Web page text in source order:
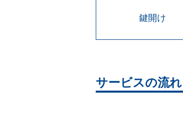
鍵開け
サービスの流れ